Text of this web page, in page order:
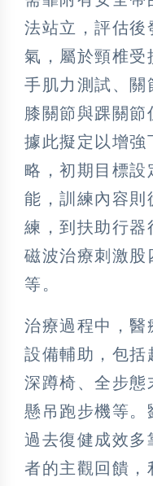
法站立，評估後
氣，屬於頸椎受
手肌力測試、關
膝關節與踝關
據此擬定以增強
略，初期目標設
能，訓練內容則
練，到扶助行器
磁波治療刺激股
等。
治療過程中，醫
設備輔助，包括
深蹲椅、全步態
懸吊跑步機等。
過去復健成效多
者的主觀回饋，